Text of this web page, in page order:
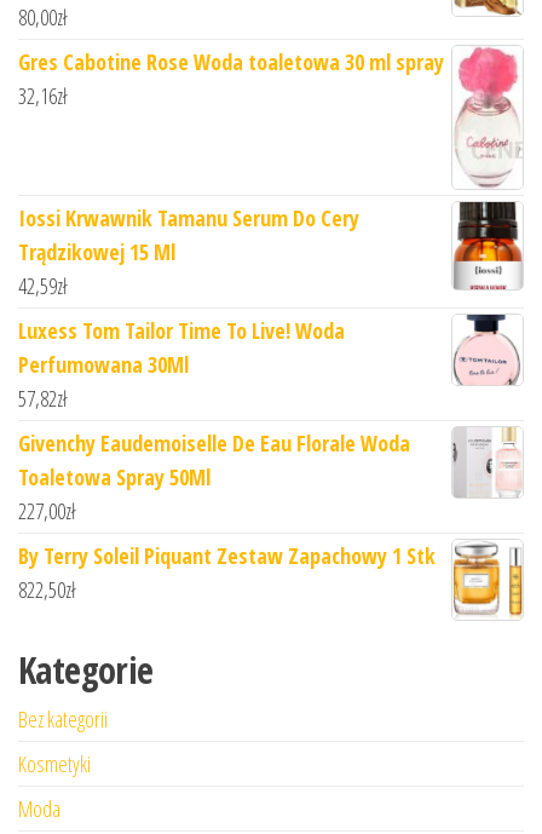
80,00zł
Gres Cabotine Rose Woda toaletowa 30 ml spray
32,16zł
Iossi Krwawnik Tamanu Serum Do Cery
Trądzikowej 15 Ml
42,59zł
Luxess Tom Tailor Time To Live! Woda
Perfumowana 30Ml
57,82zł
Givenchy Eaudemoiselle De Eau Florale Woda
Toaletowa Spray 50Ml
227,00zł
By Terry Soleil Piquant Zestaw Zapachowy 1 Stk
822,50zł
Kategorie
Bez kategorii
Kosmetyki
Moda